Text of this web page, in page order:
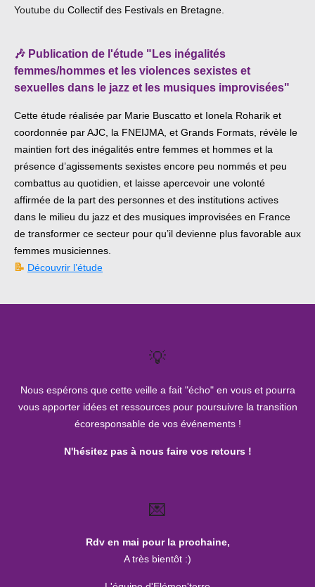
Youtube du Collectif des Festivals en Bretagne.
🎶 Publication de l'étude "Les inégalités
femmes/hommes et les violences sexistes et
sexuelles dans le jazz et les musiques improvisées"
Cette étude réalisée par Marie Buscatto et Ionela Roharik et
coordonnée par AJC, la FNEIJMA, et Grands Formats, révèle le
maintien fort des inégalités entre femmes et hommes et la
présence d’agissements sexistes encore peu nommés et peu
combattus au quotidien, et laisse apercevoir une volonté
affirmée de la part des personnes et des institutions actives
dans le milieu du jazz et des musiques improvisées en France
de transformer ce secteur pour qu’il devienne plus favorable aux
femmes musiciennes.
📝 Découvrir l’étude
💡
Nous espérons que cette veille a fait "écho" en vous et pourra
vous apporter idées et ressources pour poursuivre la transition
écoresponsable de vos événements !
N'hésitez pas à nous faire vos retours !
💌
Rdv en mai pour la prochaine,
A très bientôt :)